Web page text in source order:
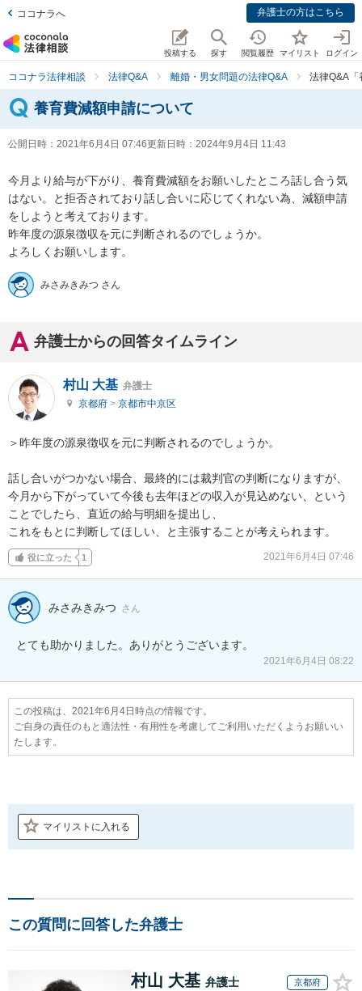
ココナラへ 弁護士の方はこちら
投稿する 探す 閲覧履歴 マイリスト ログイン
ココナラ法律相談 法律Q&A 離婚・男女問題の法律Q&A 法律Q&A「
養育費減額申請について
公開日時： 2021年6月4日 07:46更新日時： 2024年9月4日 11:43
今月より給与が下がり、養育費減額をお願いしたところ話し合う気
はない。と拒否されており話し合いに応じてくれない為、減額申請
をしようと考えております。
昨年度の源泉徴収を元に判断されるのでしょうか。
よろしくお願いします。
みさみきみつ さん
弁護士からの回答タイムライン
村山 大基 弁護士
京都府 > 京都市中京区
＞昨年度の源泉徴収を元に判断されるのでしょうか。
話し合いがつかない場合、最終的には裁判官の判断になりますが、
今月から下がっていて今後も去年ほどの収入が見込めない、という
ことでしたら、直近の給与明細を提出し、
これをもとに判断してほしい、と主張することが考えられます。
役に立った 1 2021年6月4日 07:46
みさみきみつ さん
とても助かりました。ありがとうございます。
2021年6月4日 08:22
この投稿は、2021年6月4日時点の情報です。
ご自身の責任のもと適法性・有用性を考慮してご利用いただくようお願いい
たします。
マイリストに入れる
この質問に回答した弁護士
村山 大基 弁護士 京都府